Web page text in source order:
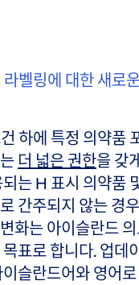
벨링에 대한 새로
하에 특정 의약품
더 넓은 권한을 갖
는 H 표시 의약품
간주되지 않는 경
화는 아이슬란드
표로 합니다. 업데
슬란드어와 영어